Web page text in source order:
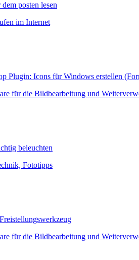
posten lesen
im Internet
Plugin: Icons für Windows erstellen
für die Bildbearbeitung und
beleuchten
Fototipps
für die Bildbearbeitung und